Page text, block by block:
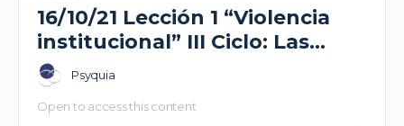
16/10/21 Lección 1 “Violencia
institucional” III Ciclo: Las
caras de la psicosis- Teresa
Abad
Psyquia
Open to access this content